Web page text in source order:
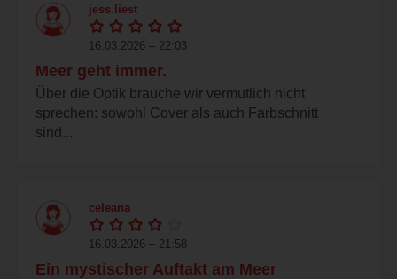
jess.liest
16.03.2026 – 22:03
Meer geht immer.
Über die Optik brauche wir vermutlich nicht
sprechen: sowohl Cover als auch Farbschnitt
sind...
celeana
16.03.2026 – 21:58
Ein mystischer Auftakt am Meer